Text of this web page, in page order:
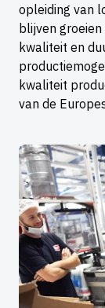
opleiding van
blijven
kwaliteit en
kwaliteit
van de